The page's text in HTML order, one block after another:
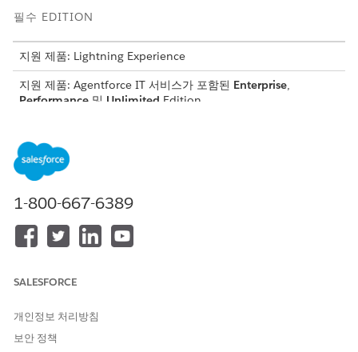
필수 EDITION
지원 제품: Lightning Experience
지원 제품: Agentforce IT 서비스가 포함된 Enterprise,
Performance 및 Unlimited Edition.
서비스 프로세스 명명 제약
플로 요소 레이블, API 이름, 설명 및 수동으로 만든 변수 이름은 현
지화를 지원하지 않습니다. 메타데이터 제약으로 인해 영어로만 다
음 표준 IT 서비스 관리 템플릿에 액세스할 수 있습니다.
새 하드웨어 요청
복구
장치 분실
1-800-667-6389
SALESFORCE
개인정보 처리방침
보안 정책